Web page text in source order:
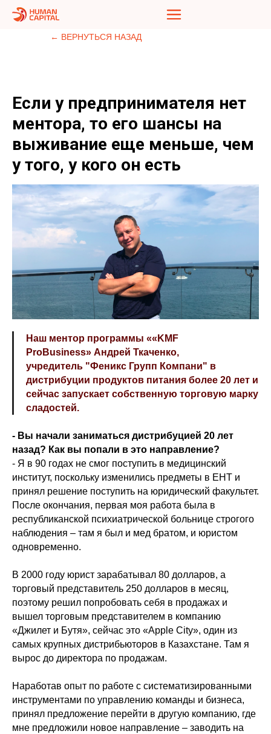
← ВЕРНУТЬСЯ НАЗАД
Если у предпринимателя нет
ментора, то его шансы на
выживание еще меньше, чем
у того, у кого он есть
Наш ментор программы ««KMF
ProBusiness» Андрей Ткаченко,
учредитель "Феникс Групп Компани" в
дистрибуции продуктов питания более 20 лет и
сейчас запускает собственную торговую марку
сладостей.
- Вы начали заниматься дистрибуцией 20 лет
назад? Как вы попали в это направление?
- Я в 90 годах не смог поступить в медицинский
институт, поскольку изменились предметы в ЕНТ и
принял решение поступить на юридический факультет.
После окончания, первая моя работа была в
республиканской психиатрической больнице строгого
наблюдения – там я был и мед братом, и юристом
одновременно.
В 2000 году юрист зарабатывал 80 долларов, а
торговый представитель 250 долларов в месяц,
поэтому решил попробовать себя в продажах и
вышел торговым представителем в компанию
«Джилет и Бутя», сейчас это «Apple City», один из
самых крупных дистрибьюторов в Казахстане. Там я
вырос до директора по продажам.
Наработав опыт по работе с систематизированными
инструментами по управлению команды и бизнеса,
принял предложение перейти в другую компанию, где
мне предложили новое направление – заводить на